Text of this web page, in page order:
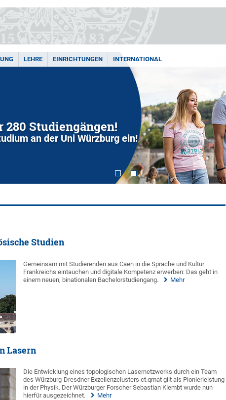
LEHRE EINRICHTUNGEN INTERNATIONAL
Studiengängen!
an der Uni Würzburg ein!
Studien
Gemeinsam mit Studierenden aus Caen in die Sprache und Kultur
Frankreichs eintauchen und digitale Kompetenz erwerben: Das geht in
einem neuen, binationalen Bachelorstudiengang.
Mehr
Lasern
Die Entwicklung eines topologischen Lasernetzwerks durch ein Team
des Würzburg-Dresdner Exzellenzclusters ct.qmat gilt als Pionierleistung
in der Physik. Der Würzburger Forscher Sebastian Klembt wurde nun
hierfür ausgezeichnet.
Mehr